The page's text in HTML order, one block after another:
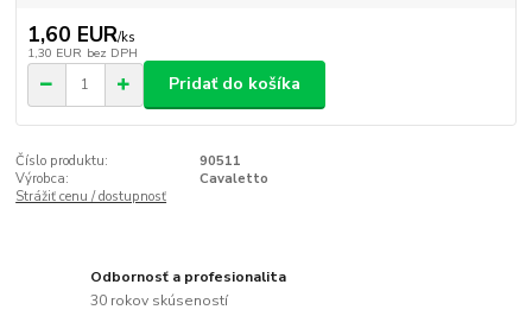
1,60 EUR/ks
1,30 EUR bez DPH
Pridať do košíka
Číslo produktu:
90511
Výrobca:
Cavaletto
Strážiť cenu / dostupnosť
Odbornosť a profesionalita
30 rokov skúseností